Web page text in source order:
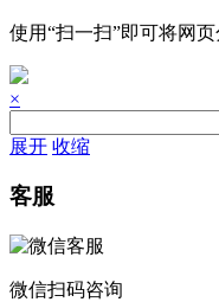
使用“扫一扫”即可将网
×
展开 收缩
客服
微信扫码咨询